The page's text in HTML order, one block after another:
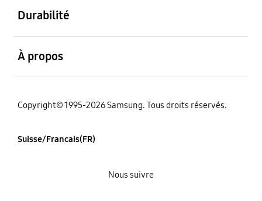
Durabilité
À propos
Copyright© 1995-2026 Samsung. Tous droits réservés.
Suisse/Francais(FR)
Nous suivre